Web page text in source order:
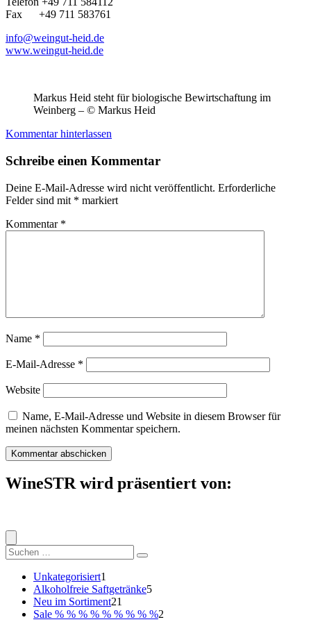
Fax +49 711 583761
info@weingut-heid.de
www.weingut-heid.de
Markus Heid steht für biologische Bewirtschaftung im
Weinberg – © Markus Heid
Kommentar hinterlassen
Schreibe einen Kommentar
Deine E-Mail-Adresse wird nicht veröffentlicht. Erforderliche
Felder sind mit * markiert
Kommentar *
Name *
E-Mail-Adresse *
Website
Name, E-Mail-Adresse und Website in diesem Browser für
meinen nächsten Kommentar speichern.
WineSTR wird präsentiert von:
Suche
nach:
Unkategorisiert1
Produkt
Alkoholfreie Saftgetränke55
Neu im Sortiment21
Produkte
Sale % % % % % % % % %2